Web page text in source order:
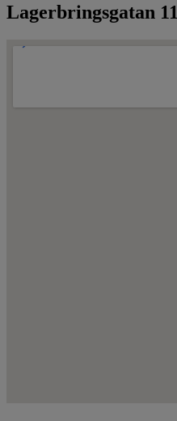
Lagerbringsgatan 11